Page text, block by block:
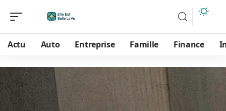
Actu Auto Entreprise Famille Finance